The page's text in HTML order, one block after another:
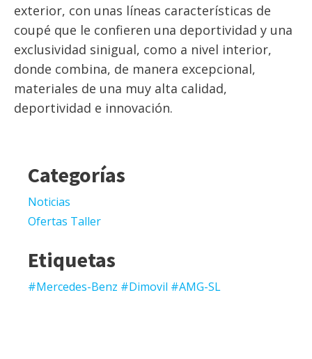
exterior, con unas líneas características de
coupé que le confieren una deportividad y una
exclusividad sinigual, como a nivel interior,
donde combina, de manera excepcional,
materiales de una muy alta calidad,
deportividad e innovación.
Categorías
Noticias
Ofertas Taller
Etiquetas
#Mercedes-Benz #Dimovil #AMG-SL